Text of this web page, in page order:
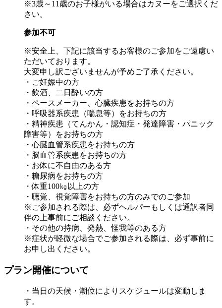
※3歳～11歳のお子様がいる場合はカヌーをご選択くだ
さい。
参加不可
※安全上、下記に該当するお客様のご参加をご遠慮い
ただいております。
大変申し訳ございませんが予めご了承ください。
・ご妊娠中の方
・飲酒、二日酔いの方
・ペースメーカー、心臓疾患をお持ちの方
・呼吸器系疾患（喘息等）をお持ちの方
・精神疾患（てんかん・認知症・発達障害・パニック
障害等）をお持ちの方
・心臓血管系疾患をお持ちの方
・脳血管系疾患をお持ちの方
・お体に不自由のある方
・糖尿病をお持ちの方
・体重100㎏以上の方
・聴覚、視覚障害をお持ちの方のみでのご参加
※ご参加される際は、必ずヘルパーもしくは通訳者同
伴の上事前にご相談ください。
・その他の持病、発熱、怪我等のある方
※症状が軽微な場合でご参加される際は、必ず事前に
お申し出ください。
プラン開催について
・当日の天候・潮位によりスケジュールは変動しま
す。